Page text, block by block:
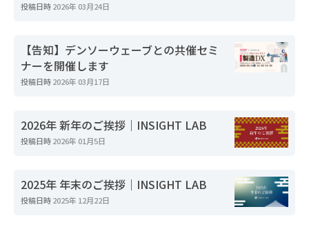
投稿日時2026年 03月24日
【告知】デンソーウェーブとの共催セミ
ナーを開催します
投稿日時2026年 03月17日
2026年 新年のご挨拶｜INSIGHT LAB
投稿日時2026年 01月5日
2025年 年末のご挨拶｜INSIGHT LAB
投稿日時2025年 12月22日